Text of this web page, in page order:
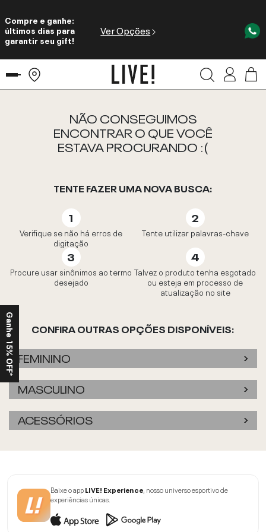
Compre e ganhe:
últimos dias para
garantir seu gift!
Ver Opções
NÃO CONSEGUIMOS
ENCONTRAR O QUE VOCÊ
ESTAVA PROCURANDO :(
TENTE FAZER UMA NOVA BUSCA:
Verifique se não há erros de
digitação
Tente utilizar palavras-chave
Procure usar sinônimos ao termo
desejado
Talvez o produto tenha esgotado
ou esteja em processo de
atualização no site
CONFIRA OUTRAS OPÇÕES DISPONÍVEIS:
FEMININO
MASCULINO
ACESSÓRIOS
Baixe o appLIVE! Experience, nosso universo esportivo de
experiências únicas.
Ganhe 15% OFF*